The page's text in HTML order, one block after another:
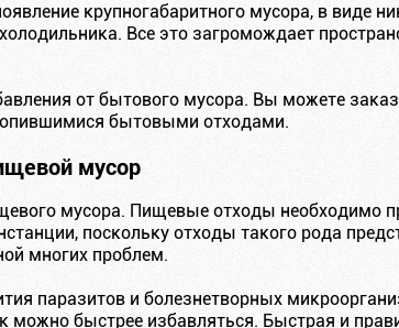
крупногабаритного мусора, в виде
Все это загромождает
от бытового мусора. Вы можете
бытовыми отходами.
мусор
мусора. Пищевые отходы необходимо
поскольку отходы такого рода
многих проблем.
паразитов и болезнетворных
можно быстрее избавляться. Быстрая и